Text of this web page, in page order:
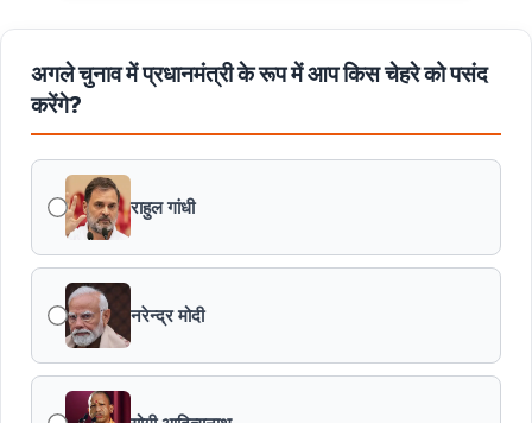
बंदियों की समय पूर्व रिहाई दूसरे बंदियों को भी अच्छे आचरण के लिए
करेगी प्रोत्साहित : मुख्यमंत्री डॉ. यादव
छिंदवाड़ा को औद्योगिक हब बनाने की दिशा में तेज होंगे प्रयास :
मुख्यमंत्री डॉ. यादव
जन सेवा में संवेदनशीलता ही सुशासन की पहचान : मुख्यमंत्री डॉ.
अगले चुनाव में प्रधानमंत्री के रूप में आप किस चेहरे को पसंद
करेंगे?
राहुल गांधी
नरेन्द्र मोदी